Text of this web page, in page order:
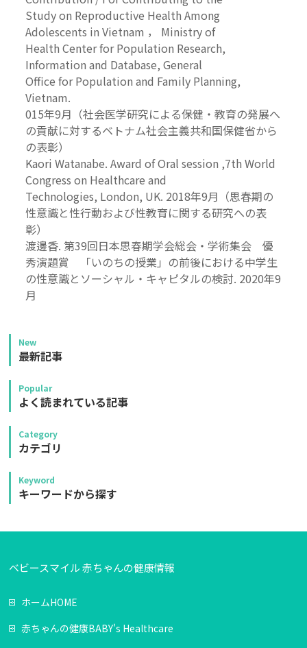
Study on Reproductive Health Among
Adolescents in Vietnam ， Ministry of
Health Center for Population Research,
Information and Database, General
Office for Population and Family Planning,
Vietnam.
015年9月（社会医学研究による保健・教育の発展へ
の貢献に対するベトナム社会主義共和国保健省から
の表彰）
Kaori Watanabe. Award of Oral session ,7th World
Congress on Healthcare and
Technologies, London, UK. 2018年9月（思春期の
性意識と性行動および性教育に関する研究への表
彰）
渡邊香. 第39回日本思春期学会総会・学術集会 優
秀演題賞 「いのちの授業」の前後における中学生
の性意識とソーシャル・キャピタルの検討. 2020年9
月
New
最新記事
Popular
よく読まれている記事
Category
カテゴリ
Keyword
キーワードから探す
ベビースマイル 赤ちゃんの健康情報
ホームHOME
赤ちゃんの健康BABY's Healthcare